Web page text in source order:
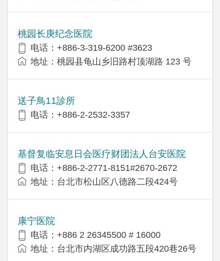
桃园长庚纪念医院
电话：+886-3-319-6200 #3623
地址：桃园县龟山乡旧路村顶湖路 123 号
送子鳥11診所
电话：+886-2-2532-3357
基督复临安息日会医疗财团法人台安医院
电话：+886-2-2771-8151#2670-2672
地址：台北市松山区八德路二段424号
康宁医院
电话：+886 2 26345500 # 16000
地址：台北市内湖区成功路五段420巷26号